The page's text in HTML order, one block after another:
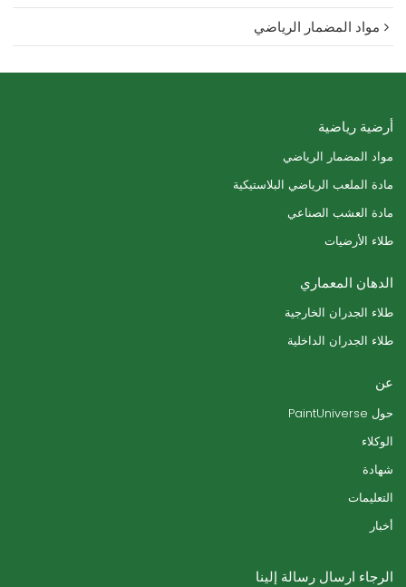
مواد المضمار الرياضي
أرضية رياضية
مواد المضمار الرياضي
مادة الملعب الرياضي البلاستيكية
مادة العشب الصناعي
طلاء الأرضيات
الدهان المعماري
طلاء الجدران الخارجية
طلاء الجدران الداخلية
عن
حول PaintUniverse
الوكلاء
شهادة
التعليمات
أخبار
الرجاء ارسال رسالة إلينا